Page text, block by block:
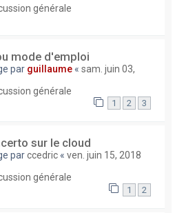
générale
mode d'emploi
par guillaume « sam. juin 03,
générale
1 2 3
sur le cloud
parccedric « ven. juin 15, 2018
générale
1 2